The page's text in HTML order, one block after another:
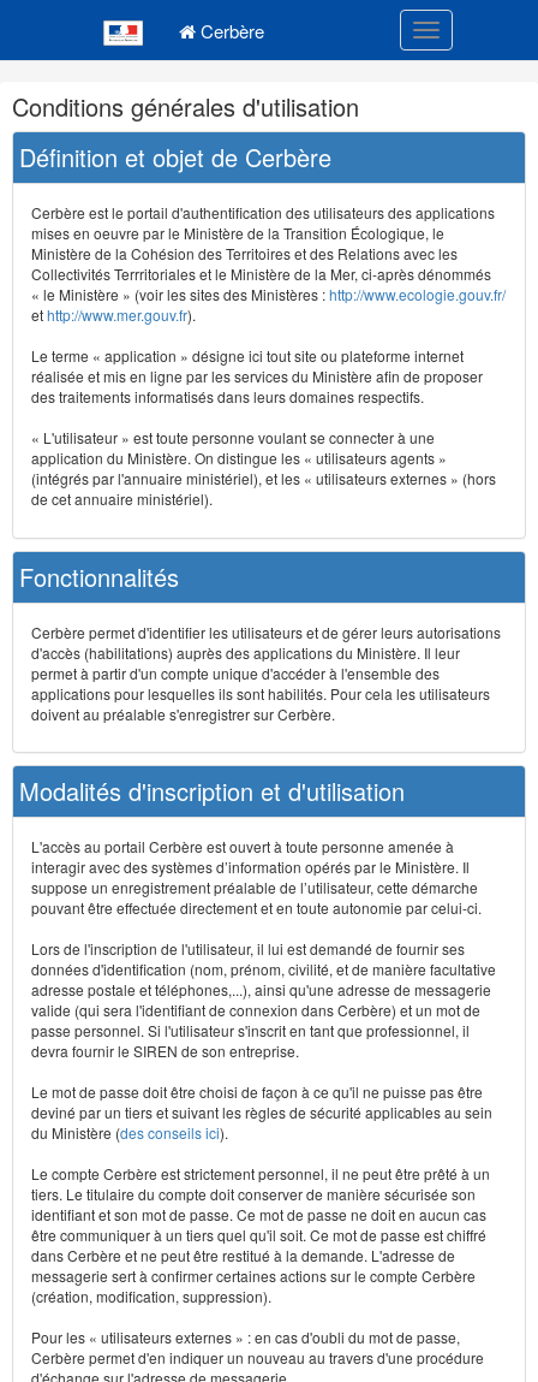
Cerbère Toggle
Navigation
et
outils
annexes
Conditions générales d'utilisation
Définition et objet de Cerbère
Cerbère est le portail d'authentification des utilisateurs des applications
mises en oeuvre par le Ministère de la Transition Écologique, le
Ministère de la Cohésion des Territoires et des Relations avec les
Collectivités Terrritoriales et le Ministère de la Mer, ci-après dénommés
« le Ministère » (voir les sites des Ministères :http://www.ecologie.gouv.fr/
ethttp://www.mer.gouv.fr).
Le terme « application » désigne ici tout site ou plateforme internet
réalisée et mis en ligne par les services du Ministère afin de proposer
des traitements informatisés dans leurs domaines respectifs.
« L'utilisateur » est toute personne voulant se connecter à une
application du Ministère. On distingue les « utilisateurs agents »
(intégrés par l'annuaire ministériel), et les « utilisateurs externes » (hors
de cet annuaire ministériel).
Fonctionnalités
Cerbère permet d'identifier les utilisateurs et de gérer leurs autorisations
d'accès (habilitations) auprès des applications du Ministère. Il leur
permet à partir d'un compte unique d'accéder à l'ensemble des
applications pour lesquelles ils sont habilités. Pour cela les utilisateurs
doivent au préalable s'enregistrer sur Cerbère.
Modalités d'inscription et d'utilisation
L'accès au portail Cerbère est ouvert à toute personne amenée à
interagir avec des systèmes d’information opérés par le Ministère. Il
suppose un enregistrement préalable de l’utilisateur, cette démarche
pouvant être effectuée directement et en toute autonomie par celui-ci.
Lors de l'inscription de l'utilisateur, il lui est demandé de fournir ses
données d'identification (nom, prénom, civilité, et de manière facultative
adresse postale et téléphones,...), ainsi qu'une adresse de messagerie
valide (qui sera l'identifiant de connexion dans Cerbère) et un mot de
passe personnel. Si l'utilisateur s'inscrit en tant que professionnel, il
devra fournir le SIREN de son entreprise.
Le mot de passe doit être choisi de façon à ce qu'il ne puisse pas être
deviné par un tiers et suivant les règles de sécurité applicables au sein
du Ministère (des conseils ici).
Le compte Cerbère est strictement personnel, il ne peut être prêté à un
tiers. Le titulaire du compte doit conserver de manière sécurisée son
identifiant et son mot de passe. Ce mot de passe ne doit en aucun cas
être communiquer à un tiers quel qu'il soit. Ce mot de passe est chiffré
dans Cerbère et ne peut être restitué à la demande. L'adresse de
messagerie sert à confirmer certaines actions sur le compte Cerbère
(création, modification, suppression).
Pour les « utilisateurs externes » : en cas d'oubli du mot de passe,
Cerbère permet d'en indiquer un nouveau au travers d'une procédure
d'échange sur l'adresse de messagerie.